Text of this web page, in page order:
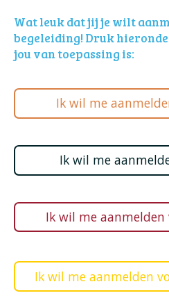
Wat leuk dat jij je wilt
begeleiding! Druk
jou van toepassing is:
Ik wil me
Ik wil me
Ik wil me aanmelden
Ik wil me aanmelden